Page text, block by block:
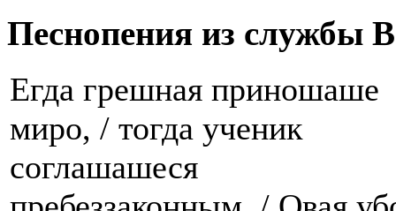
Песнопения из службы
Егда грешная приношаше
миро, / тогда ученик
соглашашеся